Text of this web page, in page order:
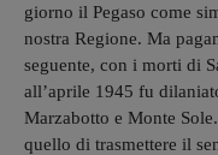
giorno il Pegaso come
nostra Regione. Ma
seguente, con i morti di
all’aprile 1945 fu
Marzabotto e Monte
quello di trasmettere il